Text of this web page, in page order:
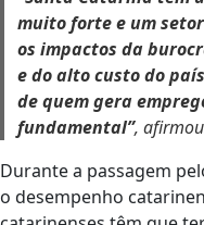
muito forte e um
os impactos da
e do alto custo do
de quem gera
fundamental”,
Durante a passagem
o desempenho